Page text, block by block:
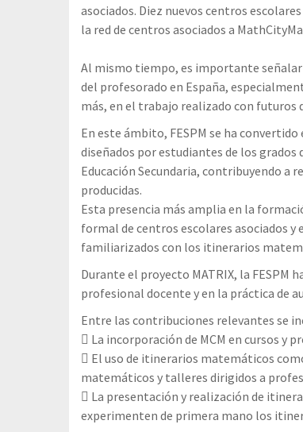
asociados. Diez nuevos centros
la red de centros asociados a
Al mismo tiempo, es importante
del profesorado en España,
más, en el trabajo realizado con futuros
En este ámbito, FESPM se ha
diseñados por estudiantes de los grados
Educación Secundaria, contribuyendo a
producidas.
Esta presencia más amplia en la
formal de centros escolares asociados
familiarizados con los itinerarios
Durante el proyecto MATRIX, la FESPM
profesional docente y en la práctica de
Entre las contribuciones relevantes se
 La incorporación de MCM en cursos y
 El uso de itinerarios matemáticos
matemáticos y talleres dirigidos a
 La presentación y realización de
experimenten de primera mano los